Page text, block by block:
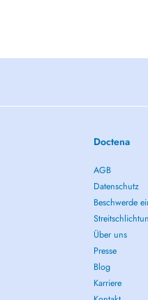
Doctena
AGB
Datenschutz
Beschwerde
Über uns
Presse
Blog
Karriere